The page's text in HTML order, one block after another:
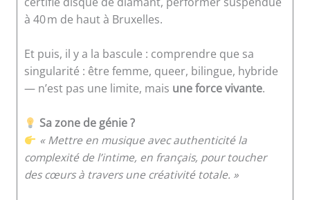
à 40 m de haut à Bruxelles.
Et puis, il y a la bascule : comprendre que sa
singularité : être femme, queer, bilingue, hybride
— n’est pas une limite, mais une force vivante.
Sa zone de génie ?
« Mettre en musique avec authenticité la
complexité de l’intime, en français, pour toucher
des cœurs à travers une créativité totale. »